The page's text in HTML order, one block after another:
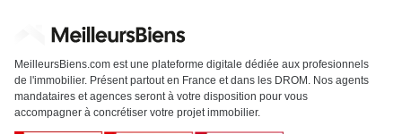
MeilleursBiens.com est une plateforme digitale dédiée aux profesionnels
de l'immobilier. Présent partout en France et dans les DROM. Nos agents
mandataires et agences seront à votre disposition pour vous
accompagner à concrétiser votre projet immobilier.